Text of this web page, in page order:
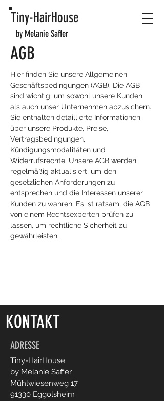
Tiny-HairHouse
by Melanie Saffer
AGB
Hier finden Sie unsere Allgemeinen
Geschäftsbedingungen (AGB). Die AGB
sind wichtig, um sowohl unsere Kunden
als auch unser Unternehmen abzusichern.
Sie enthalten detaillierte Informationen
über unsere Produkte, Preise,
Vertragsbedingungen,
Kündigungsmodalitäten und
Widerrufsrechte. Unsere AGB werden
regelmäßig aktualisiert, um den
gesetzlichen Anforderungen zu
entsprechen und die Interessen unserer
Kunden zu wahren. Es ist ratsam, die AGB
von einem Rechtsexperten prüfen zu
lassen, um rechtliche Sicherheit zu
gewährleisten.
KONTAKT
ADRESSE
Tiny-HairHouse
by Melanie Saffer
Mühlwiesenweg 17
91330 Eggolsheim